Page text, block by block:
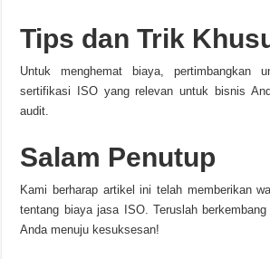
Tips dan Trik
Untuk menghemat biaya, pertimbangkan
sertifikasi ISO yang relevan untuk bisnis
audit.
Salam Penutup
Kami berharap artikel ini telah memberikan
tentang biaya jasa ISO. Teruslah
Anda menuju kesuksesan!